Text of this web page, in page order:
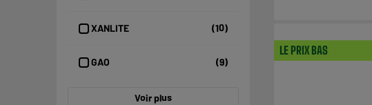
XANLITE (10)
GAO (9)
Voir plus
LE PRIX BAS